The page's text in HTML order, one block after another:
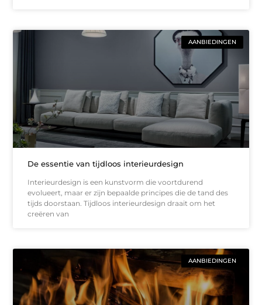
AANBIEDINGEN
De essentie van tijdloos interieurdesign
Interieurdesign is een kunstvorm die voortdurend
evolueert, maar er zijn bepaalde principes die de tand des
tijds doorstaan. Tijdloos interieurdesign draait om het
creëren van
AANBIEDINGEN